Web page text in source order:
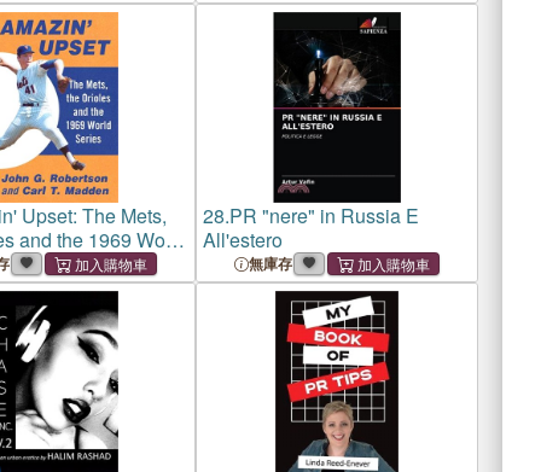
Upset: The Mets,
and the 1969 World
28.PR "nere" in Russia E
All'estero
無庫存